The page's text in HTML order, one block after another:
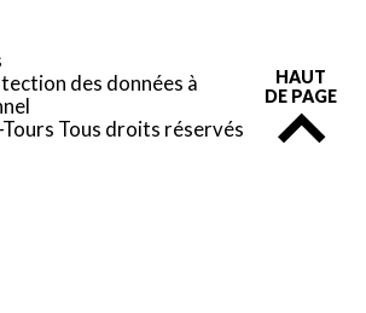
des données à
Tous droits réservés
HAUT
DE PAGE